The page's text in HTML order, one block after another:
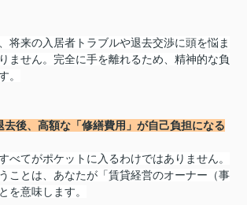
将来の入居者トラブルや退去交渉に頭を悩ま
ません。完全に手を離れるため、精神的な負
。
去後、高額な「修繕費用」が自己負担になる
べてがポケットに入るわけではありません。
ことは、あなたが「賃貸経営のオーナー（事
を意味します。